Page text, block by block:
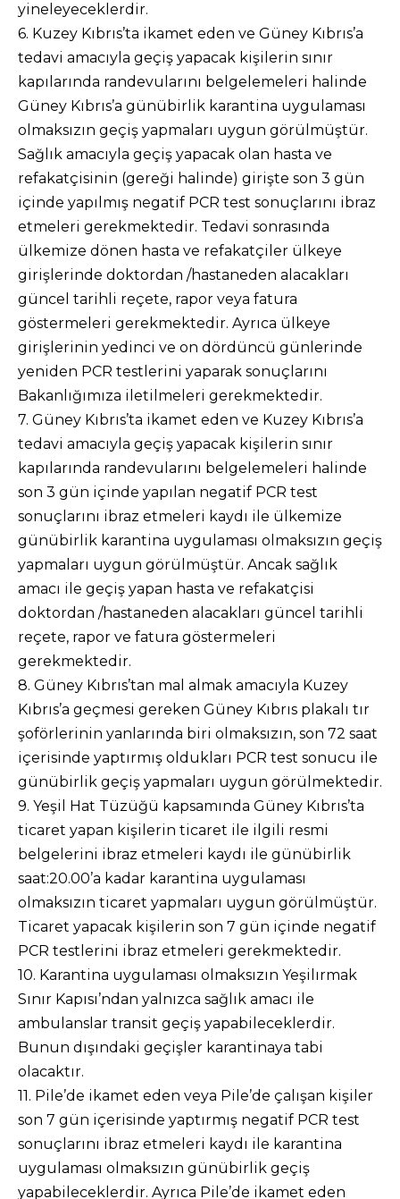
yineleyeceklerdir.
6. Kuzey Kıbrıs’ta ikamet eden ve Güney Kıbrıs’a
tedavi amacıyla geçiş yapacak kişilerin sınır
kapılarında randevularını belgelemeleri halinde
Güney Kıbrıs’a günübirlik karantina uygulaması
olmaksızın geçiş yapmaları uygun görülmüştür.
Sağlık amacıyla geçiş yapacak olan hasta ve
refakatçisinin (gereği halinde) girişte son 3 gün
içinde yapılmış negatif PCR test sonuçlarını ibraz
etmeleri gerekmektedir. Tedavi sonrasında
ülkemize dönen hasta ve refakatçiler ülkeye
girişlerinde doktordan /hastaneden alacakları
güncel tarihli reçete, rapor veya fatura
göstermeleri gerekmektedir. Ayrıca ülkeye
girişlerinin yedinci ve on dördüncü günlerinde
yeniden PCR testlerini yaparak sonuçlarını
Bakanlığımıza iletilmeleri gerekmektedir.
7. Güney Kıbrıs’ta ikamet eden ve Kuzey Kıbrıs’a
tedavi amacıyla geçiş yapacak kişilerin sınır
kapılarında randevularını belgelemeleri halinde
son 3 gün içinde yapılan negatif PCR test
sonuçlarını ibraz etmeleri kaydı ile ülkemize
günübirlik karantina uygulaması olmaksızın geçiş
yapmaları uygun görülmüştür. Ancak sağlık
amacı ile geçiş yapan hasta ve refakatçisi
doktordan /hastaneden alacakları güncel tarihli
reçete, rapor ve fatura göstermeleri
gerekmektedir.
8. Güney Kıbrıs’tan mal almak amacıyla Kuzey
Kıbrıs’a geçmesi gereken Güney Kıbrıs plakalı tır
şoförlerinin yanlarında biri olmaksızın, son 72 saat
içerisinde yaptırmış oldukları PCR test sonucu ile
günübirlik geçiş yapmaları uygun görülmektedir.
9. Yeşil Hat Tüzüğü kapsamında Güney Kıbrıs’ta
ticaret yapan kişilerin ticaret ile ilgili resmi
belgelerini ibraz etmeleri kaydı ile günübirlik
saat:20.00’a kadar karantina uygulaması
olmaksızın ticaret yapmaları uygun görülmüştür.
Ticaret yapacak kişilerin son 7 gün içinde negatif
PCR testlerini ibraz etmeleri gerekmektedir.
10. Karantina uygulaması olmaksızın Yeşilırmak
Sınır Kapısı’ndan yalnızca sağlık amacı ile
ambulanslar transit geçiş yapabileceklerdir.
Bunun dışındaki geçişler karantinaya tabi
olacaktır.
11. Pile’de ikamet eden veya Pile’de çalışan kişiler
son 7 gün içerisinde yaptırmış negatif PCR test
sonuçlarını ibraz etmeleri kaydı ile karantina
uygulaması olmaksızın günübirlik geçiş
yapabileceklerdir. Ayrıca Pile’de ikamet eden